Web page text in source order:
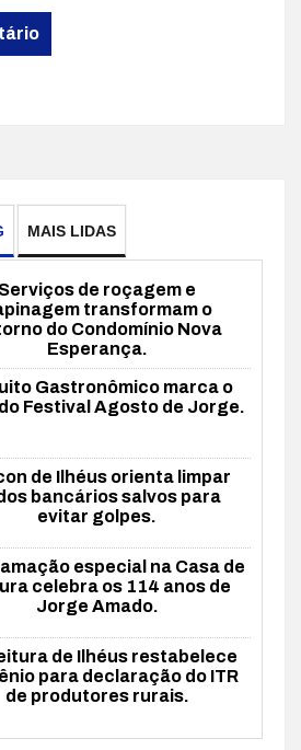
MAIS LIDAS
Serviços de roçagem e
transformam o
do Condomínio Nova
Esperança.
Gastronômico marca o
Festival Agosto de Jorge.
de Ilhéus orienta limpar
bancários salvos para
evitar golpes.
especial na Casa de
celebra os 114 anos de
Jorge Amado.
de Ilhéus restabelece
para declaração do ITR
de produtores rurais.